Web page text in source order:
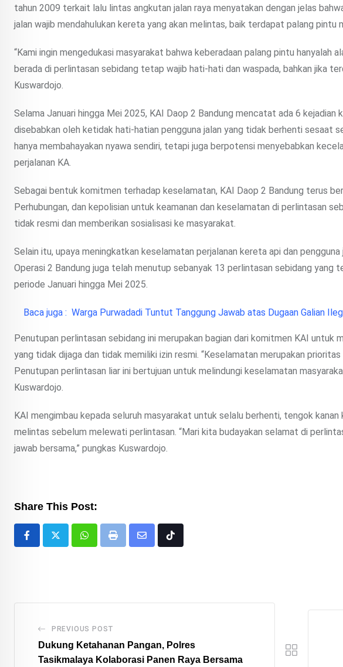
tahun 2009 terkait lalu lintas angkutan jalan raya menyatakan dengan jelas
jalan wajib mendahulukan kereta yang akan melintas, baik terdapat palang pintu
“Kami ingin mengedukasi masyarakat bahwa keberadaan palang pintu
berada di perlintasan sebidang tetap wajib hati-hati dan waspada, bahkan jika
Kuswardojo.
Selama Januari hingga Mei 2025, KAI Daop 2 Bandung mencatat ada 6
disebabkan oleh ketidak hati-hatian pengguna jalan yang tidak berhenti sesaat
hanya membahayakan nyawa sendiri, tetapi juga berpotensi menyebabkan
perjalanan KA.
Sebagai bentuk komitmen terhadap keselamatan, KAI Daop 2 Bandung terus
Perhubungan, dan kepolisian untuk keamanan dan keselamatan di perlintasan
tidak resmi dan memberikan sosialisasi ke masyarakat.
Selain itu, upaya meningkatkan keselamatan perjalanan kereta api dan
Operasi 2 Bandung juga telah menutup sebanyak 13 perlintasan sebidang yang
periode Januari hingga Mei 2025.
Baca juga : Warga Purwadadi Tuntut Tanggung Jawab atas Dugaan Galian
Penutupan perlintasan sebidang ini merupakan bagian dari komitmen KAI untuk
yang tidak dijaga dan tidak memiliki izin resmi. “Keselamatan merupakan
Penutupan perlintasan liar ini bertujuan untuk melindungi keselamatan
Kuswardojo.
KAI mengimbau kepada seluruh masyarakat untuk selalu berhenti, tengok
melintas sebelum melewati perlintasan. “Mari kita budayakan selamat di
jawab bersama,” pungkas Kuswardojo.
Share This Post:
WhatsappPrint
Share
Tiktok
PREVIOUS POST
Dukung Ketahanan Pangan, Polres
Tasikmalaya Kolaborasi Panen Raya Bersama